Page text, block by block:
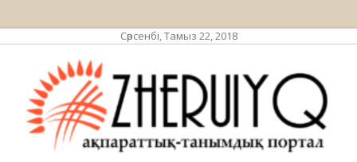
Сәрсенбі, Тамыз 22, 2018